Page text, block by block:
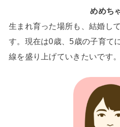
めめち
生まれ育った場所も、結婚し
す。現在は0歳、5歳の子育て
線を盛り上げていきたいです。